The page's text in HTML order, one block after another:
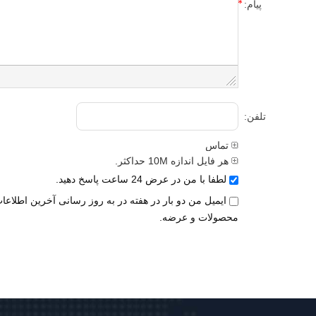
پیام:
تلفن:
تماس
هر فایل اندازه 10M حداکثر.
لطفا با من در عرض 24 ساعت پاسخ دهید.
ایمیل من دو بار در هفته در به روز رسانی آخرین
محصولات و عرضه.